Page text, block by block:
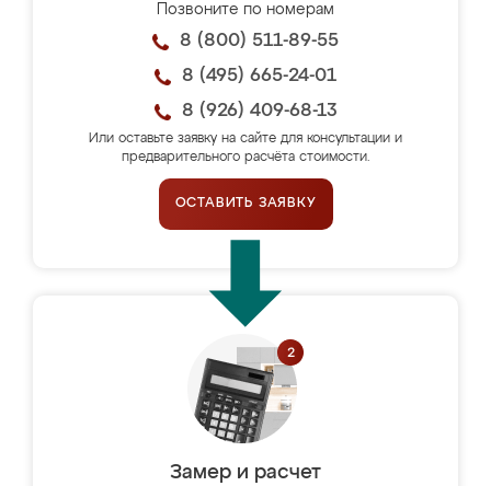
Позвоните по номерам
8 (800) 511-89-55
8 (495) 665-24-01
8 (926) 409-68-13
Или оставьте заявку на сайте для консультации и
предварительного расчёта стоимости.
ОСТАВИТЬ ЗАЯВКУ
Замер и расчет